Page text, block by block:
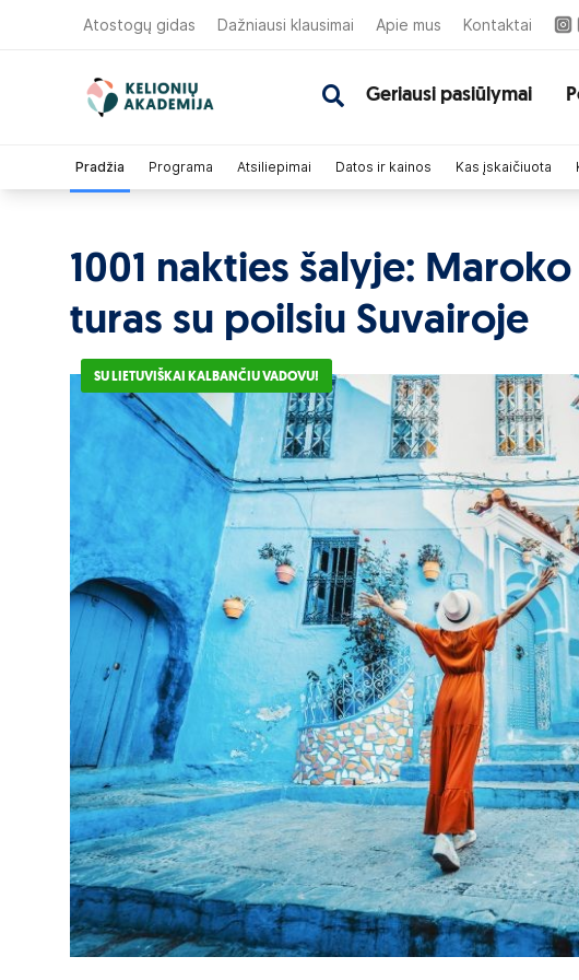
Atostogų gidas Dažniausi klausimai Apie mus Kontaktai
Geriausi pasiūlymai
1001 nakties šalyje:
turas su poilsiu Suvairoje
Pradžia Programa Atsiliepimai Datos ir kainos Kas įskaičiuota
SU LIETUVIŠKAI KALBANČIU VADOVU!